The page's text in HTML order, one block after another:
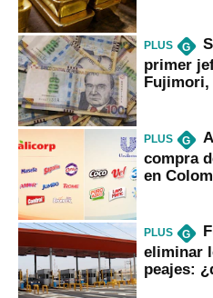
PLUS G
primer
Fujimori,
PLUS G
compra
en
PLUS G
eliminar
peajes: